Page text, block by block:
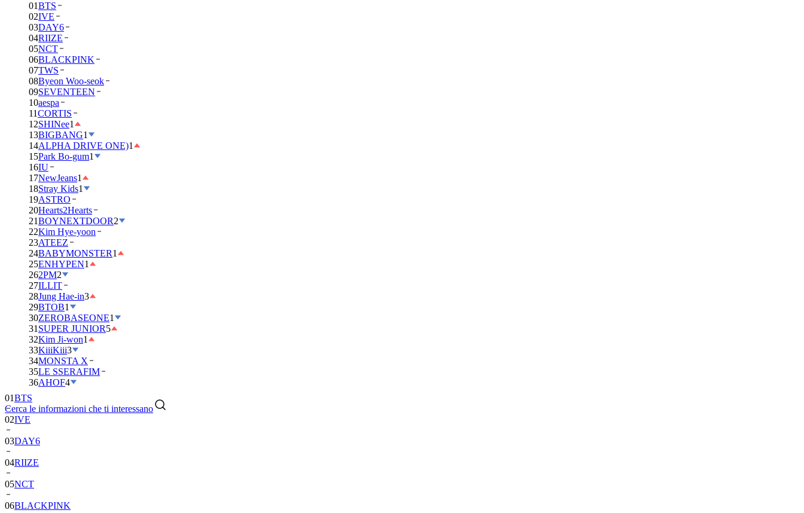
01BTS
02IVE
03DAY6
04RIIZE
05NCT
06BLACKPINK
07TWS
08Byeon Woo-seok
09SEVENTEEN
10aespa
11CORTIS
12SHINee1
13BIGBANG1
14ALPHA DRIVE ONE)1
15Park Bo-gum1
16IU
17NewJeans1
18Stray Kids1
19ASTRO
20Hearts2Hearts
21BOYNEXTDOOR2
22Kim Hye-yoon
23ATEEZ
24BABYMONSTER1
25ENHYPEN1
262PM2
27ILLIT
28Jung Hae-in3
29BTOB1
30ZEROBASEONE1
31 SUPER JUNIOR5
32Kim Ji-won1
33KiiiKiii3
34MONSTA X
35LE SSERAFIM
36AHOF4
Cerca le informazioni che ti interessano
01BTS
02IVE
03DAY6
04RIIZE
05NCT
06BLACKPINK